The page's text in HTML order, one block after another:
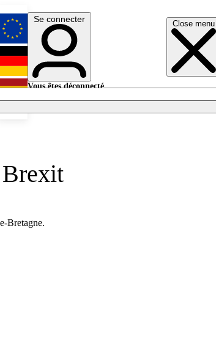
Close menu
English
Deutsch
Se connecter
Vous êtes déconnecté.
Brexit
Bretagne.